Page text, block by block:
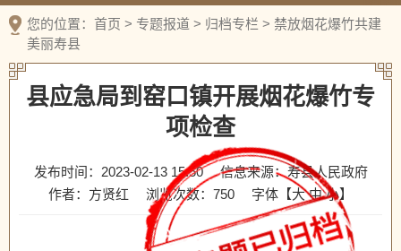
新媒体
您的位置： 首页 > 专题报道 > 归档专栏 > 禁放烟花爆竹共建
美丽寿县
县应急局到窑口镇开展烟花爆竹专
项检查
发布时间：2023-02-13 15:50
信息来源：寿县人民政府
作者：方贤红
浏览次数： 750 字体【大 中 小】